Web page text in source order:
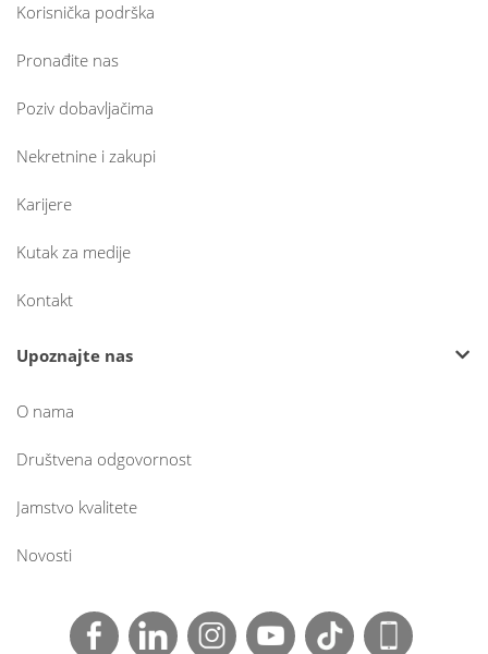
Korisnička podrška
Pronađite nas
Poziv dobavljačima
Nekretnine i zakupi
Karijere
Kutak za medije
Kontakt
Upoznajte nas
O nama
Društvena odgovornost
Jamstvo kvalitete
Novosti